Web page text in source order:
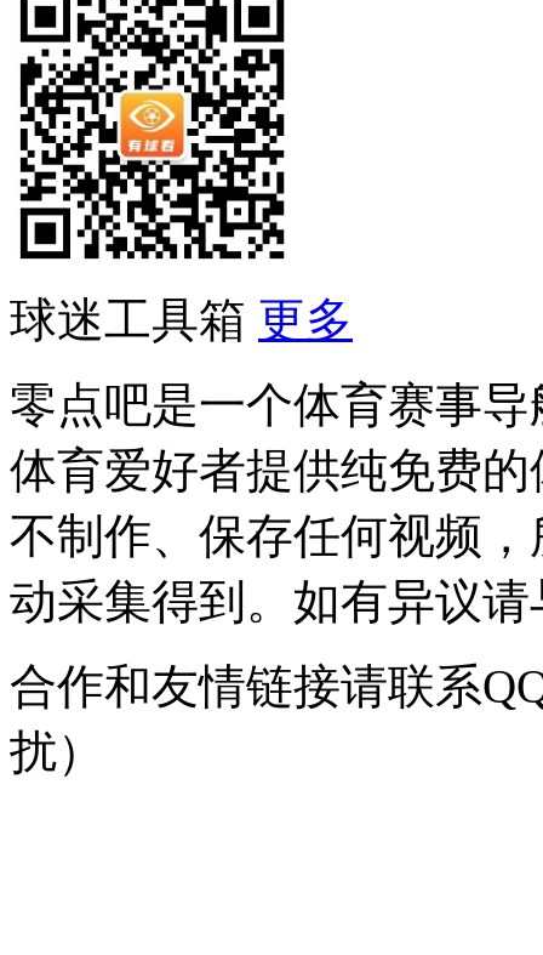
球迷工具箱 更多
零点吧是一个体育赛事
体育爱好者提供纯免费
不制作、保存任何视频
动采集得到。如有异议
合作和友情链接请联系
扰）